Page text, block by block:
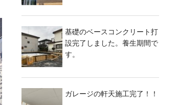
基礎のベースコンクリート打
設完了しました。養生期間で
す。
ガレージの軒天施工完了！！